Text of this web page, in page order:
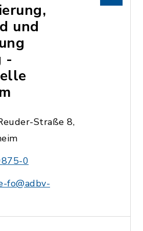
und
-
Straße 8,
0
fo@adbv-